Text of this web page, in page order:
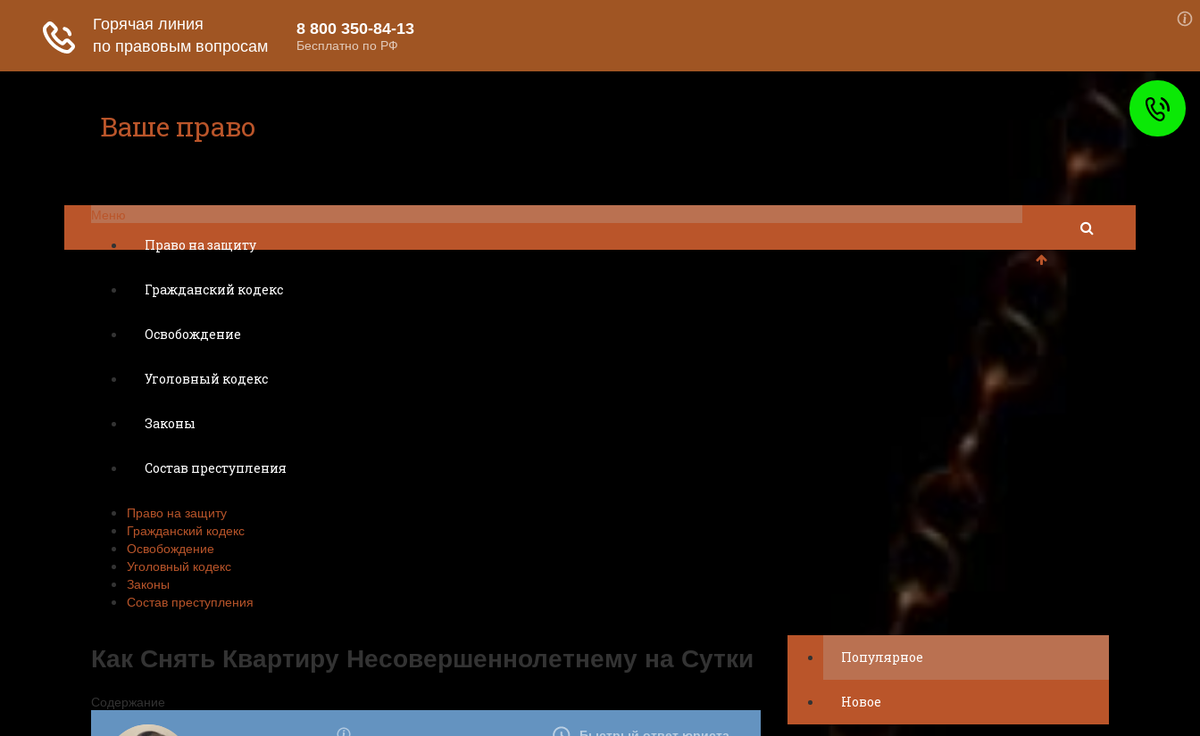
Ваше право
Меню
Право на защиту
Гражданский кодекс
Освобождение
Уголовный кодекс
Законы
Состав преступления
Право на защиту
Гражданский кодекс
Освобождение
Уголовный кодекс
Законы
Состав преступления
Как Снять Квартиру Несовершеннолетнему на Сутки
Содержание
Популярное
Новое